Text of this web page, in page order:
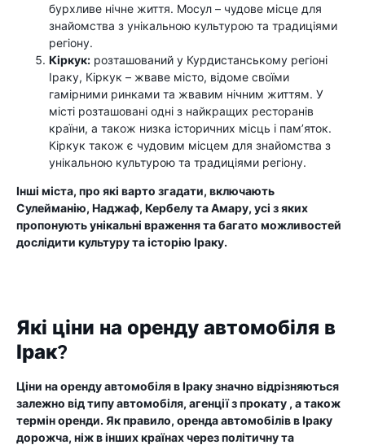
бурхливе нічне життя. Мосул – чудове місце для
знайомства з унікальною культурою та традиціями
регіону.
Кіркук: розташований у Курдистанському регіоні
Іраку, Кіркук – жваве місто, відоме своїми
гамірними ринками та жвавим нічним життям. У
місті розташовані одні з найкращих ресторанів
країни, а також низка історичних місць і пам’яток.
Кіркук також є чудовим місцем для знайомства з
унікальною культурою та традиціями регіону.
Інші міста, про які варто згадати, включають
Сулейманію, Наджаф, Кербелу та Амару, усі з яких
пропонують унікальні враження та багато можливостей
дослідити культуру та історію Іраку.
Які ціни на оренду автомобіля в
Ірак?
Ціни на оренду автомобіля в Іраку значно відрізняються
залежно від типу автомобіля, агенції з прокату , а також
термін оренди. Як правило, оренда автомобілів в Іраку
дорожча, ніж в інших країнах через політичну та